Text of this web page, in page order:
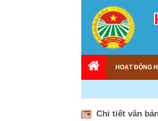
HOẠT ĐỘNG
Chi tiết văn